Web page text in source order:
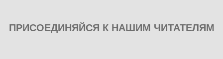
ПРИСОЕДИНЯЙСЯ К НАШИМ ЧИТАТЕЛЯМ